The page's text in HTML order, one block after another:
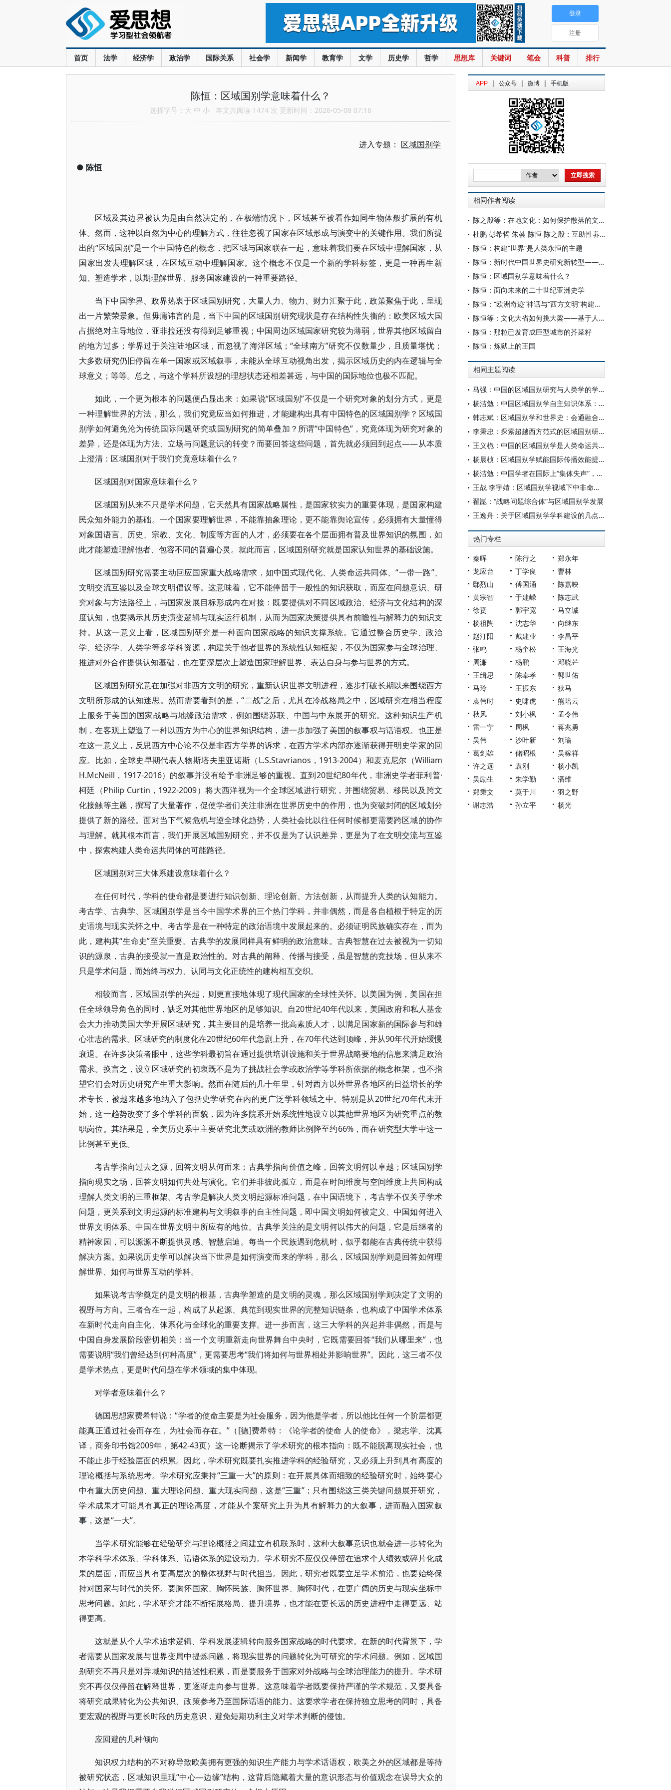
首页 法学 经济学 政治学 国际关系 社会学 新闻学 教育学 文学 历史学 哲学 思想库 关键词 笔会 科普 排行
登录
注册
陈恒：区域国别学意味着什么？
选择字号： 大 中 小 本文共阅读 1474 次 更新时间：2026-05-08 07:16
进入专题： 区域国别学
● 陈恒
区域及其边界被认为是由自然决定的，在极端情况下，区域甚至被看作如同生物体般扩展的有机
体。然而，这种以自然为中心的理解方式，往往忽视了国家在区域形成与演变中的关键作用。我们所提
出的“区域国别”是一个中国特色的概念，把区域与国家联在一起，意味着我们要在区域中理解国家，从
国家出发去理解区域，在区域互动中理解国家。这个概念不仅是一个新的学科标签，更是一种再生新
知、塑造学术，以期理解世界、服务国家建设的一种重要路径。
当下中国学界、政界热衷于区域国别研究，大量人力、物力、财力汇聚于此，政策聚焦于此，呈现
出一片繁荣景象。但毋庸讳言的是，当下中国的区域国别研究现状是存在结构性失衡的：欧美区域大国
占据绝对主导地位，亚非拉还没有得到足够重视；中国周边区域国家研究较为薄弱，世界其他区域留白
的地方过多；学界过于关注陆地区域，而忽视了海洋区域；“全球南方”研究不仅数量少，且质量堪忧；
大多数研究仍旧停留在单一国家或区域叙事，未能从全球互动视角出发，揭示区域历史的内在逻辑与全
球意义；等等。总之，与这个学科所设想的理想状态还相差甚远，与中国的国际地位也极不匹配。
如此，一个更为根本的问题便凸显出来：如果说“区域国别”不仅是一个研究对象的划分方式，更是
一种理解世界的方法，那么，我们究竟应当如何推进，才能建构出具有中国特色的区域国别学？区域国
别学如何避免沦为传统国际问题研究或国别研究的简单叠加？所谓“中国特色”，究竟体现为研究对象的
差异，还是体现为方法、立场与问题意识的转变？而要回答这些问题，首先就必须回到起点——从本质
上澄清：区域国别对于我们究竟意味着什么？
区域国别对国家意味着什么？
区域国别从来不只是学术问题，它天然具有国家战略属性，是国家软实力的重要体现，是国家构建
民众知外能力的基础。一个国家要理解世界，不能靠抽象理论，更不能靠舆论宣传，必须拥有大量懂得
对象国语言、历史、宗教、文化、制度等方面的人才，必须要在各个层面拥有普及世界知识的氛围，如
此才能塑造理解他者、包容不同的普遍心灵。就此而言，区域国别研究就是国家认知世界的基础设施。
区域国别研究需要主动回应国家重大战略需求，如中国式现代化、人类命运共同体、“一带一路”、
文明交流互鉴以及全球文明倡议等。这意味着，它不能停留于一般性的知识获取，而应在问题意识、研
究对象与方法路径上，与国家发展目标形成内在对接：既要提供对不同区域政治、经济与文化结构的深
度认知，也要揭示其历史演变逻辑与现实运行机制，从而为国家决策提供具有前瞻性与解释力的知识支
持。从这一意义上看，区域国别研究是一种面向国家战略的知识支撑系统。它通过整合历史学、政治
学、经济学、人类学等多学科资源，构建关于他者世界的系统性认知框架，不仅为国家参与全球治理、
推进对外合作提供认知基础，也在更深层次上塑造国家理解世界、表达自身与参与世界的方式。
区域国别研究意在加强对非西方文明的研究，重新认识世界文明进程，逐步打破长期以来围绕西方
文明所形成的认知迷思。然而需要看到的是，“二战”之后，尤其在冷战格局之中，区域研究在相当程度
上服务于美国的国家战略与地缘政治需求，例如围绕苏联、中国与中东展开的研究。这种知识生产机
制，在客观上塑造了一种以西方为中心的世界知识结构，进一步加强了美国的叙事权与话语权。也正是
在这一意义上，反思西方中心论不仅是非西方学界的诉求，在西方学术内部亦逐渐获得开明史学家的回
应。比如，全球史早期代表人物斯塔夫里亚诺斯（L.S.Stavrianos，1913-2004）和麦克尼尔（William
H.McNeill，1917-2016）的叙事并没有给予非洲足够的重视。直到20世纪80年代，非洲史学者菲利普·
柯廷（Philip Curtin，1922-2009）将大西洋视为一个全球区域进行研究，并围绕贸易、移民以及跨文
化接触等主题，撰写了大量著作，促使学者们关注非洲在世界历史中的作用，也为突破封闭的区域划分
提供了新的路径。面对当下气候危机与逆全球化趋势，人类社会比以往任何时候都更需要跨区域的协作
与理解。就其根本而言，我们开展区域国别研究，并不仅是为了认识差异，更是为了在文明交流与互鉴
中，探索构建人类命运共同体的可能路径。
区域国别对三大体系建设意味着什么？
在任何时代，学科的使命都是要进行知识创新、理论创新、方法创新，从而提升人类的认知能力。
考古学、古典学、区域国别学是当今中国学术界的三个热门学科，并非偶然，而是各自植根于特定的历
史语境与现实关怀之中。考古学是在一种特定的政治语境中发展起来的。必须证明民族确实存在，而为
此，建构其“生命史”至关重要。古典学的发展同样具有鲜明的政治意味。古典智慧在过去被视为一切知
识的源泉，古典的接受就一直是政治性的。对古典的阐释、传播与接受，虽是智慧的竞技场，但从来不
只是学术问题，而始终与权力、认同与文化正统性的建构相互交织。
相较而言，区域国别学的兴起，则更直接地体现了现代国家的全球性关怀。以美国为例，美国在担
任全球领导角色的同时，缺乏对其他世界地区的足够知识。自20世纪40年代以来，美国政府和私人基金
会大力推动美国大学开展区域研究，其主要目的是培养一批高素质人才，以满足国家新的国际参与和雄
心壮志的需求。区域研究的制度化在20世纪60年代急剧上升，在70年代达到顶峰，并从90年代开始缓慢
衰退。在许多决策者眼中，这些学科最初旨在通过提供培训设施和关于世界战略要地的信息来满足政治
需求。换言之，设立区域研究的初衷既不是为了挑战社会学或政治学等学科所依据的概念框架，也不指
望它们会对历史研究产生重大影响。然而在随后的几十年里，针对西方以外世界各地区的日益增长的学
术专长，被越来越多地纳入了包括史学研究在内的更广泛学科领域之中。特别是从20世纪70年代末开
始，这一趋势改变了多个学科的面貌，因为许多院系开始系统性地设立以其他世界地区为研究重点的教
职岗位。其结果是，全美历史系中主要研究北美或欧洲的教师比例降至约66%，而在研究型大学中这一
比例甚至更低。
考古学指向过去之源，回答文明从何而来；古典学指向价值之峰，回答文明何以卓越；区域国别学
指向现实之场，回答文明如何共处与演化。它们并非彼此孤立，而是在时间维度与空间维度上共同构成
理解人类文明的三重框架。考古学是解决人类文明起源标准问题，在中国语境下，考古学不仅关乎学术
问题，更关系到文明起源的标准建构与文明叙事的自主性问题，即中国文明如何被定义、中国如何进入
世界文明体系、中国在世界文明中所应有的地位。古典学关注的是文明何以伟大的问题，它是后继者的
精神家园，可以源源不断提供灵感、智慧启迪。每当一个民族遇到危机时，似乎都能在古典传统中获得
解决方案。如果说历史学可以解决当下世界是如何演变而来的学科，那么，区域国别学则是回答如何理
解世界、如何与世界互动的学科。
如果说考古学奠定的是文明的根基，古典学塑造的是文明的灵魂，那么区域国别学则决定了文明的
视野与方向。三者合在一起，构成了从起源、典范到现实世界的完整知识链条，也构成了中国学术体系
在新时代走向自主化、体系化与全球化的重要支撑。进一步而言，这三大学科的兴起并非偶然，而是与
中国自身发展阶段密切相关：当一个文明重新走向世界舞台中央时，它既需要回答“我们从哪里来”，也
需要说明“我们曾经达到何种高度”，更需要思考“我们将如何与世界相处并影响世界”。因此，这三者不仅
是学术热点，更是时代问题在学术领域的集中体现。
对学者意味着什么？
德国思想家费希特说：“学者的使命主要是为社会服务，因为他是学者，所以他比任何一个阶层都更
能真正通过社会而存在，为社会而存在。”（[德]费希特：《论学者的使命 人的使命》，梁志学、沈真
译，商务印书馆2009年，第42-43页）这一论断揭示了学术研究的根本指向：既不能脱离现实社会，也
不能止步于经验层面的积累。因此，学术研究既要扎实推进学科的经验研究，又必须上升到具有高度的
理论概括与系统思考。学术研究应秉持“三重一大”的原则：在开展具体而细致的经验研究时，始终要心
中有重大历史问题、重大理论问题、重大现实问题，这是“三重”；只有围绕这三类关键问题展开研究，
学术成果才可能具有真正的理论高度，才能从个案研究上升为具有解释力的大叙事，进而融入国家叙
事，这是“一大”。
当学术研究能够在经验研究与理论概括之间建立有机联系时，这种大叙事意识也就会进一步转化为
本学科学术体系、学科体系、话语体系的建设动力。学术研究不应仅仅停留在追求个人绩效或碎片化成
果的层面，而应当具有更高层次的整体视野与时代担当。因此，研究者既要立足学术前沿，也要始终保
持对国家与时代的关怀。要胸怀国家、胸怀民族、胸怀世界、胸怀时代，在更广阔的历史与现实坐标中
思考问题。如此，学术研究才能不断拓展格局、提升境界，也才能在更长远的历史进程中走得更远、站
得更高。
这就是从个人学术追求逻辑、学科发展逻辑转向服务国家战略的时代要求。在新的时代背景下，学
者需要从国家发展与世界变局中提炼问题，将现实世界的问题转化为可研究的学术问题。例如，区域国
别研究不再只是对异域知识的描述性积累，而是要服务于国家对外战略与全球治理能力的提升。学术研
究不再仅仅停留在解释世界，更逐渐走向参与世界。这意味着学者既要保持严谨的学术规范，又要具备
将研究成果转化为公共知识、政策参考乃至国际话语的能力。这要求学者在保持独立思考的同时，具备
更宏观的视野与更长时段的历史意识，避免短期功利主义对学术判断的侵蚀。
应回避的几种倾向
知识权力结构的不对称导致欧美拥有更强的知识生产能力与学术话语权，欧美之外的区域都是等待
被研究状态，区域知识呈现“中心—边缘”结构，这背后隐藏着大量的意识形态与价值观念在误导大众的
APP | 公众号 | 微博 | 手机版
相同作者阅读
陈之殷等：在地文化：如何保护散落的文化“繁星”
杜鹏 彭希哲 朱荟 陈恒 陈之殷：互助性养老：更好满足老年人多样化养老服务需求
陈恒：构建“世界”是人类永恒的主题
陈恒：新时代中国世界史研究新转型——“习近平总书记在哲学社会科学工作座谈会发表重要讲话十周年”笔谈（四）
陈恒：区域国别学意味着什么？
陈恒：面向未来的二十世纪亚洲史学
陈恒：“欧洲奇迹”神话与“西方文明”构建再反思
陈恒等：文化大省如何挑大梁——基于人文经济学的区域比较研究
陈恒：那粒已发育成巨型城市的芥菜籽
陈恒：炼狱上的王国
相同主题阅读
马强：中国的区域国别研究与人类学的学科回归——以巴基斯坦研究为视角
杨洁勉：中国区域国别学自主知识体系：本原、借鉴和建构
韩志斌：区域国别学和世界史：会通融合中共生与成长
李秉忠：探索超越西方范式的区域国别研究新路
王义桅：中国的区域国别学是人类命运共同体学
杨晨桢：区域国别学赋能国际传播效能提升
杨洁勉：中国学者在国际上“集体失声”，别再拿同声传译当借口
王战 李宇婧：区域国别学视域下中非命运共同体的构建：出场语境、科学内涵与当代价值
翟崑：“战略问题综合体”与区域国别学发展
王逸舟：关于区域国别学学科建设的几点认识
热门专栏
秦晖 陈行之
郑永年
龙应台
丁学良
曹林
鄢烈山
傅国涌
陈嘉映
黄宗智
于建嵘
陈志武
徐贲
郭宇宽
马立诚
杨祖陶
沈志华
向继东
赵汀阳
戴建业
李昌平
张鸣
杨奎松
王海光
周濂
杨鹏
邓晓芒
王缉思
陈奉孝
郭世佑
马玲
王振东
狄马
袁伟时
史啸虎
熊培云
秋风
刘小枫
孟令伟
雷一宁
周枫
蒋兆勇
吴伟
沙叶新
刘瑜
葛剑雄
储昭根
吴稼祥
许之远
袁刚
杨小凯
吴励生
朱学勤
潘维
郑秉文
莫于川
羽之野
谢志浩
孙立平 杨光